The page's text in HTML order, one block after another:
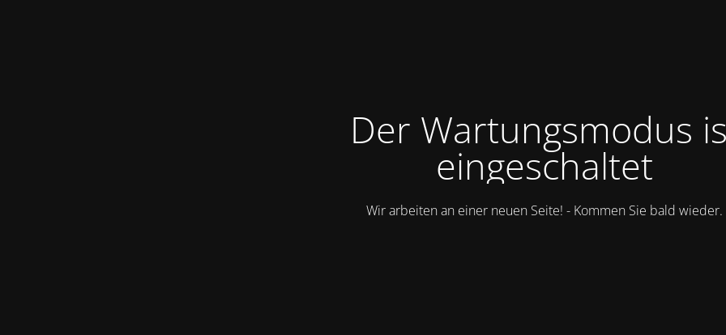
Der Wartungsmodus
eingeschaltet
Wir arbeiten an einer neuen Seite! - Kommen Sie bald wieder.